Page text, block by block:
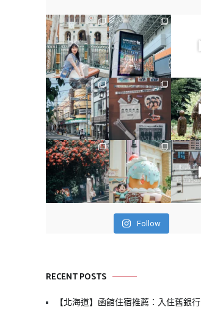
Follow
RECENT POSTS
【北海道】函館住宿推薦：入住舊銀行